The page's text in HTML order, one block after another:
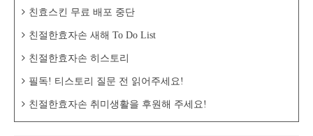
친효스킨 무료 배포 중단
친절한효자손 새해 To Do List
친절한효자손 히스토리
필독! 티스토리 질문 전 읽어주세요!
친절한효자손 취미생활을 후원해 주세요!